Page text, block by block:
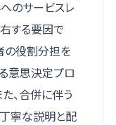
のサービスレ
する要因で
の役割分担を
意思決定プロ
、合併に伴う
寧な説明と配